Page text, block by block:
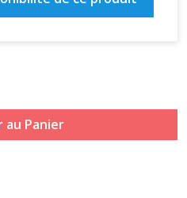
Panier